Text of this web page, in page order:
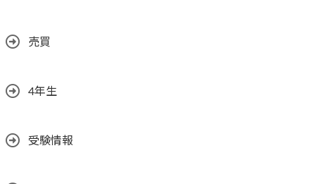
売買
4年生
受験情報